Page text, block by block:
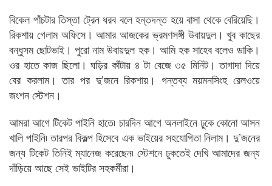
বিকেল পাঁচটার তিস্তা ট্রেন ধরব বলে হন্তদন্ত হয়ে বাসা থেকে বেরিয়েছি।
রিকশায় গেলাম অফিসে। আমার আজকের ভ্রমণসঙ্গী উবায়দুল। খুব কাছের
বন্ধুসম ছোটভাই। পুরো নাম উবায়দুল হক। আমি হক সাহেব বলেও ডাকি।
ওর হাতে কাজ ছিলো। ঘড়ির কাঁটায় ৪ টা বেজে ৩৫ মিনিট। তাগাদা দিয়ে
বের করলাম। তার পর দু’জনে রিকশায়। গন্তব্য ময়মনসিংহ রেলওয়ে
জংশন স্টেশন।
আমরা আগে টিকেট পাইনি হাতে৷ চারদিন আগে অনলাইনে ঢুকে কোনো আসন
খালি পাইনি৷ তারপর বিকল্প হিসেবে এক ভাইয়ের সহযোগিতা নিলাম। দু’জনের
জন্য টিকেট তিনিই ম্যানেজ করেছেন৷ স্টেশনে ঢুকতেই দেখি আমাদের জন্য
দাঁড়িয়ে আছে সেই ভাইটির সহকর্মীরা।